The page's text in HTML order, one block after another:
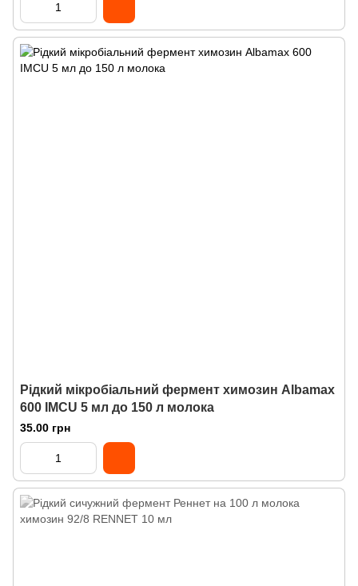
Рідкий мікробіальний фермент химозин Albamax
600 IMCU 5 мл до 150 л молока
35.00 грн